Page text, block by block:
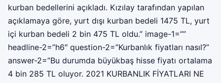
kurban bedellerini açıkladı. Kızılay tarafından yapılan
açıklamaya göre, yurt dışı kurban bedeli 1475 TL, yurt
içi kurban bedeli 2 bin 475 TL oldu.” image-1=””
headline-2=”h6″ question-2=”Kurbanlık fiyatları nasıl?”
answer-2=”Bu durumda büyükbaş hisse fiyatı ortalama
4 bin 285 TL oluyor. 2021 KURBANLIK FİYATLARI NE